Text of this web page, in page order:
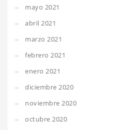
mayo 2021
abril 2021
marzo 2021
febrero 2021
enero 2021
diciembre 2020
noviembre 2020
octubre 2020